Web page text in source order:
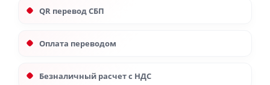
QR перевод СБП
Оплата переводом
Безналичный расчет с НДС